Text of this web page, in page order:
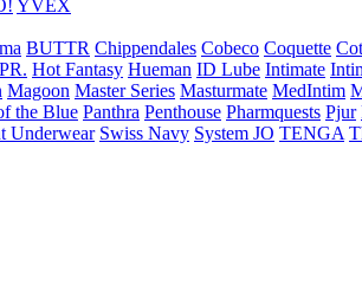
YVEX
BUTTR Chippendales Cobeco Coquette
Hot Fantasy Hueman ID Lube Intimate
Magoon Master Series Masturmate MedIntim
the Blue Panthra Penthouse Pharmquests Pjur
Underwear Swiss Navy System JO TENGA